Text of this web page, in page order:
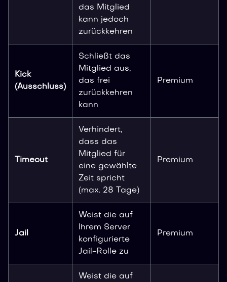
das Mitglied
kann jedoch
zurückkehren
Kick
(Ausschluss)
Schließt das
Mitglied aus,
das frei
zurückkehren
kann
Premium
Timeout
Verhindert,
dass das
Mitglied für
eine gewählte
Zeit spricht
(max. 28 Tage)
Premium
Jail
Weist die auf
Ihrem Server
konfigurierte
Jail-Rolle zu
Premium
Weist die auf